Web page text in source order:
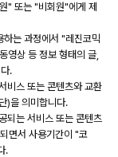
" 또는 "비회원"에게 제
는 과정에서 "레진코믹
영상 등 정보 형태의 글,
.
비스 또는 콘텐츠와 교환
)을 의미합니다.
되는 서비스 또는 콘텐츠
면서 사용기간이 "코
.